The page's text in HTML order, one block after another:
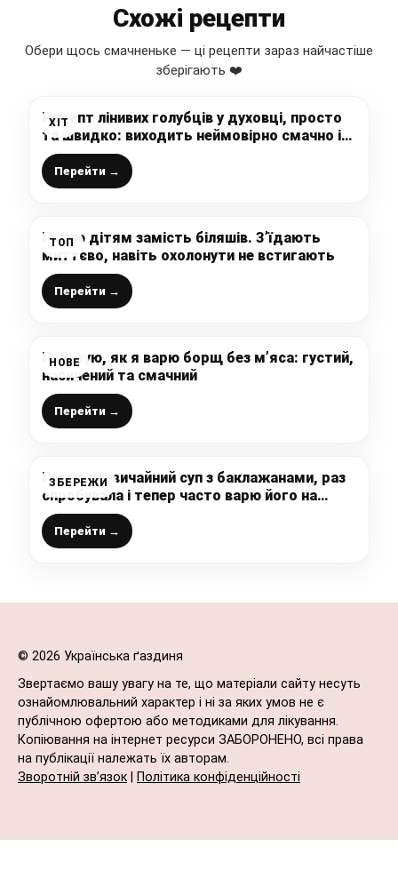
Схожі рецепти
Обери щось смачненьке — ці рецепти зараз найчастіше
зберігають ❤️
ХІТ
Рецепт лінивих голубців у духовці, просто
та швидко: виходить неймовірно смачно і
ніжно, хто ще не пробував – рекомендую
Перейти →
ТОП
Готую дітям замість біляшів. З’їдають
миттєво, навіть охолонути не встигають
Перейти →
НОВЕ
Показую, як я варю борщ без м’яса: густий,
насичений та смачний
Перейти →
ЗБЕРЕЖИ
Готую незвичайний суп з баклажанами, раз
спробувала і тепер часто варю його на
обід: дуже смачний супчик без довгого
варіння (простий рецепт)
Перейти →
© 2026 Українська ґаздиня
Звертаємо вашу увагу на те, що матеріали сайту несуть
ознайомлювальний характер і ні за яких умов не є
публічною офертою або методиками для лікування.
Копіювання на інтернет ресурси ЗАБОРОНЕНО, всі права
на публікації належать їх авторам.
Зворотній зв’язок
Політика конфіденційності